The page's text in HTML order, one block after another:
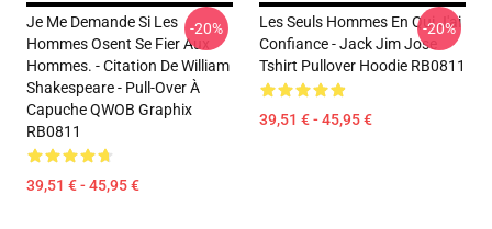
Je Me Demande Si Les
Hommes Osent Se Fier Aux
Hommes. - Citation De William
Shakespeare - Pull-Over À
Capuche QWOB Graphix
RB0811
39,51 € - 45,95 €
-20%
Les Seuls Hommes En Qui J'ai
Confiance - Jack Jim Jose
Tshirt Pullover Hoodie RB0811
39,51 € - 45,95 €
-20%